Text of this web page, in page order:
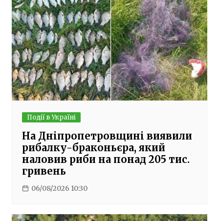
Події в Україні
На Дніпропетровщині виявили
рибалку-браконьєра, який
наловив риби на понад 205 тис.
гривень
06/08/2026 10:30